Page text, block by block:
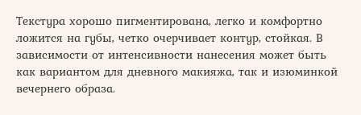
Текстура хорошо пигментирована, легко и комфортно
ложится на губы, четко очерчивает контур, стойкая. В
зависимости от интенсивности нанесения может быть
как вариантом для дневного макияжа, так и изюминкой
вечернего образа.